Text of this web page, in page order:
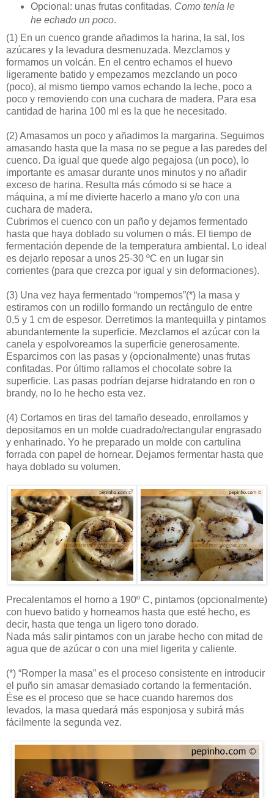
Opcional: unas frutas confitadas. Como tenía le
he echado un poco.
(1) En un cuenco grande añadimos la harina, la sal, los
azúcares y la levadura desmenuzada. Mezclamos y
formamos un volcán. En el centro echamos el huevo
ligeramente batido y empezamos mezclando un poco
(poco), al mismo tiempo vamos echando la leche, poco a
poco y removiendo con una cuchara de madera. Para esa
cantidad de harina 100 ml es la que he necesitado.
(2)Amasamos un poco y añadimos la margarina. Seguimos
amasando hasta que la masa no se pegue a las paredes del
cuenco. Da igual que quede algo pegajosa (un poco), lo
importante es amasar durante unos minutos y no añadir
exceso de harina. Resulta más cómodo si se hace a
máquina, a mí me divierte hacerlo a mano y/o con una
cuchara de madera.
Cubrimos el cuenco con un paño y dejamos fermentado
hasta que haya doblado su volumen o más. El tiempo de
fermentación depende de la temperatura ambiental. Lo ideal
es dejarlo reposar a unos 25-30 ºC en un lugar sin
corrientes (para que crezca por igual y sin deformaciones).
(3) Una vez haya fermentado “rompemos”(*) la masa y
estiramos con un rodillo formando un rectángulo de entre
0,5 y 1 cm de espesor. Derretimos la mantequilla y pintamos
abundantemente la superficie. Mezclamos el azúcar con la
canela y espolvoreamos la superficie generosamente.
Esparcimos con las pasas y (opcionalmente) unas frutas
confitadas. Por último rallamos el chocolate sobre la
superficie. Las pasas podrían dejarse hidratando en ron o
brandy, no lo he hecho esta vez.
(4) Cortamos en tiras del tamaño deseado, enrollamos y
depositamos en un molde cuadrado/rectangular engrasado
y enharinado. Yo he preparado un molde con cartulina
forrada con papel de hornear. Dejamos fermentar hasta que
haya doblado su volumen.
Precalentamos el horno a 190º C, pintamos (opcionalmente)
con huevo batido y horneamos hasta que esté hecho, es
decir, hasta que tenga un ligero tono dorado.
Nada más salir pintamos con un jarabe hecho con mitad de
agua que de azúcar o con una miel ligerita y caliente.
(*) “Romper la masa” es el proceso consistente en introducir
el puño sin amasar demasiado cortando la fermentación.
Ése es el proceso que se hace cuando haremos dos
levados, la masa quedará más esponjosa y subirá más
fácilmente la segunda vez.